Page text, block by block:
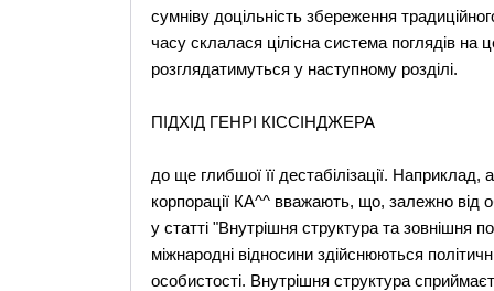
сумніву доцільність збереження
часу склалася цілісна система поглядів на
розглядатимуться у наступному розділі.
ПІДХІД ГЕНРІ КІССІНДЖЕРА
до ще глибшої її дестабілізації. Наприклад,
корпорації КА^^ вважають, що, залежно від
у статті "Внутрішня структура та зовнішня
міжнародні відносини здійснюються
особистості. Внутрішня структура